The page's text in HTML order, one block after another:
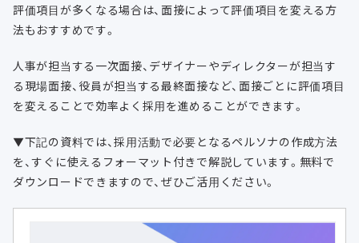
評価項目が多くなる場合は、面接によって評価項目を変える方
法もおすすめです。
人事が担当する一次面接、デザイナーやディレクターが担当す
る現場面接、役員が担当する最終面接など、面接ごとに評価項目
を変えることで効率よく採用を進めることができます。
▼下記の資料では、採用活動で必要となるペルソナの作成方法
を、すぐに使えるフォーマット付きで解説しています。無料で
ダウンロードできますので、ぜひご活用ください。